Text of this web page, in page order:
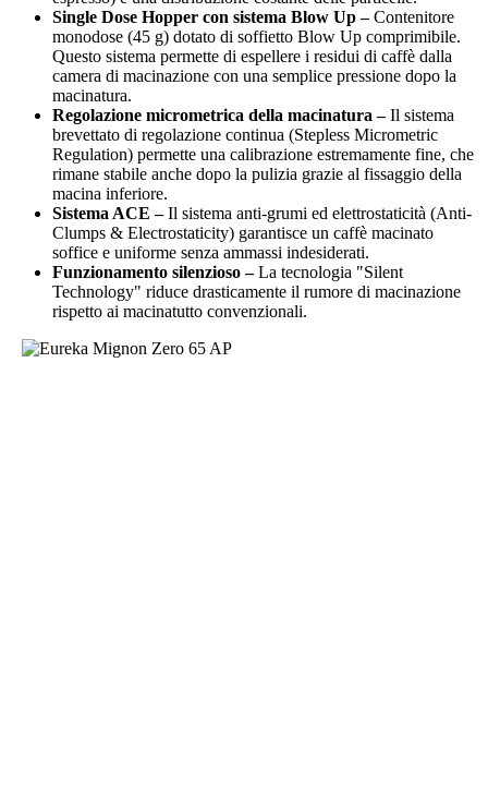
Single Dose Hopper con sistema Blow Up –Contenitore
monodose (45 g) dotato di soffietto Blow Up comprimibile.
Questo sistema permette di espellere i residui di caffè dalla
camera di macinazione con una semplice pressione dopo la
macinatura.
Regolazione micrometrica della macinatura –Il sistema
brevettato di regolazione continua (Stepless Micrometric
Regulation) permette una calibrazione estremamente fine, che
rimane stabile anche dopo la pulizia grazie al fissaggio della
macina inferiore.
Sistema ACE –Il sistema anti-grumi ed elettrostaticità (Anti-
Clumps & Electrostaticity) garantisce un caffè macinato
soffice e uniforme senza ammassi indesiderati.
Funzionamento silenzioso –La tecnologia "Silent
Technology" riduce drasticamente il rumore di macinazione
rispetto ai macinatutto convenzionali.